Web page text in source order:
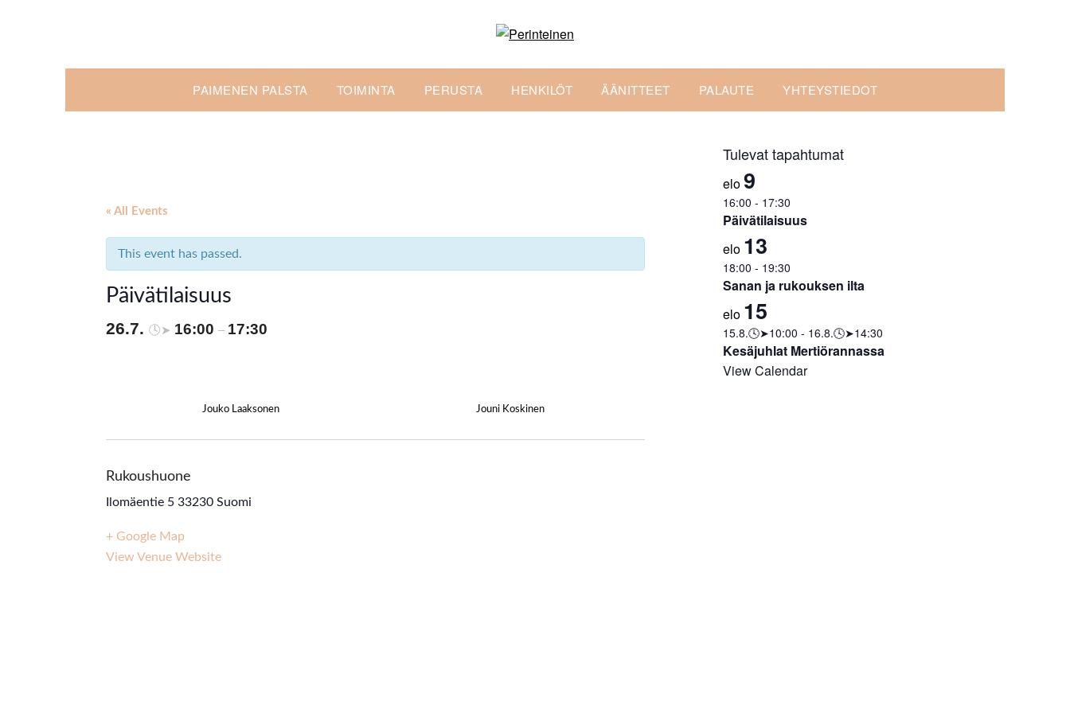
PAIMENEN PALSTA TOIMINTA PERUSTA HENKILÖT ÄÄNITTEET PALAUTE YHTEYSTIEDOT
« All Events
This event has passed.
Päivätilaisuus
26.7.🕓➤ 16:00– 17:30
Jouko Laaksonen Jouni Koskinen
Rukoushuone
Ilomäentie 5 33230 Suomi
+ Google Map
View Venue Website
Tulevat tapahtumat
elo9
16:00 - 17:30
Päivätilaisuus
elo 13
18:00 - 19:30
Sanan ja rukouksen ilta
elo 15
15.8.🕓➤10:00 - 16.8.🕓➤14:30
Kesäjuhlat Mertiörannassa
View Calendar